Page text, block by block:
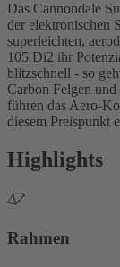
Das Cannondale
der elektronischen
superleichten,
105 Di2 ihr
blitzschnell - so
Carbon Felgen
führen das Aero-
diesem Preispunkt
Highlights
Rahmen